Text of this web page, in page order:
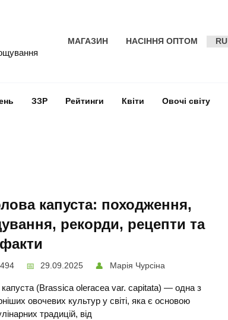
МАГАЗИН НАСІННЯ ОПТОМ RU
ЗЗР Рейтинги Квіти Овочі світу
капуста: походження,
рекорди, рецепти та
факти
494 29.09.2025 Марія Чурсіна
капуста (Brassica oleracea var. capitata) — одна з
овочевих культур у світі, яка є основою
традицій, від